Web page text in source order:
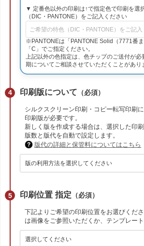
▼ 定番色以外の印刷は↑で指定色で印刷を選
（DIC・PANTONE）をご記入ください
※PANTONEは「PANTONE Solid（7771番
「C」でご指定ください。
上記以外の色指定は、色チップのご送付が
期についてご相談させていただくことがあり
印刷版について （必須）
シルクスクリーン印刷・コピー転写印刷
印刷版が必要です。
新しく版を作成する場合は、選択した印
版数と版代を自動で設定します。
版代の詳細と保管料についてはこちら
印刷位置 指定 （必須）
下記よりご希望の印刷位置をお選びくだ
は画像をご参照いただくか、テンプレー